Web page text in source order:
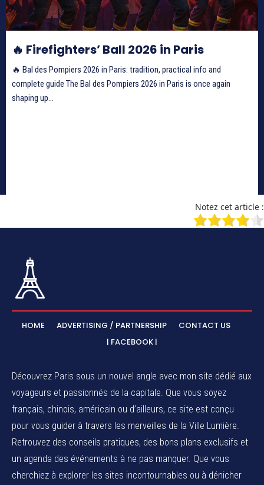
🔥 Firefighters’ Ball 2026 in Paris
🔥 Bal des Pompiers 2026 in Paris: tradition, practical info and
complete guide The Bal des Pompiers 2026 in Paris is once again
shaping up...
Notez cet article :
HOME ADVERTISING / PARTNERSHIP
CONTACT US
| FACEBOOK |
Découvrez Paris sous un nouvel angle avec mon site dédié aux
voyageurs et passionnés de la capitale. Que vous soyez
français, chinois, américain ou d’ailleurs, ce site est conçu
pour vous guider à travers les merveilles de la Ville Lumière.
Retrouvez des conseils pratiques, des bons plans exclusifs et
un agenda des événements à ne pas manquer. Que vous
cherchiez à explorer les sites incontournables ou à dénicher